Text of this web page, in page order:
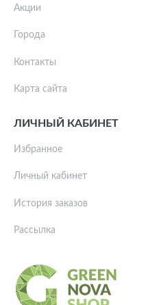
Акции
Города
Контакты
Карта сайта
ЛИЧНЫЙ КАБИНЕТ
Избранное
Личный кабинет
История заказов
Рассылка